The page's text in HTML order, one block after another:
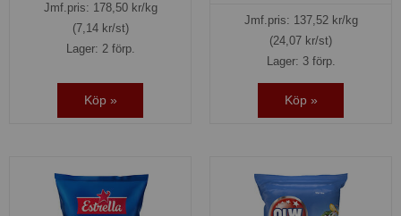
Jmf.pris: 178,50kr/kg
(7,14 kr/st)
Lager: 2 förp.
Köp »
Jmf.pris: 137,52kr/kg
(24,07 kr/st)
Lager: 3 förp.
Köp »